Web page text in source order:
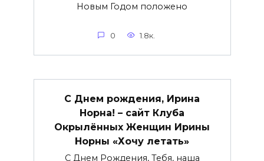
Новым Годом положено
0 1.8к.
С Днем рождения, Ирина
Норна! – сайт Клуба
Окрылённых Женщин Ирины
Норны «Хочу летать»
С Днем Рождения, Тебя, наша